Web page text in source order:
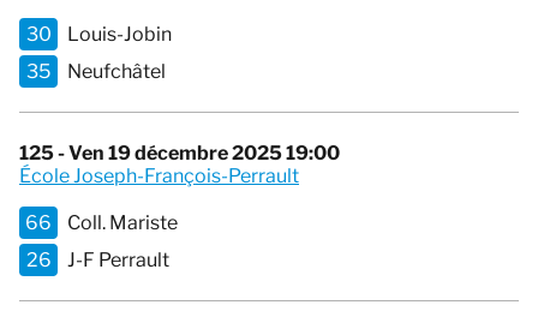
30
Louis-Jobin
35
Neufchâtel
125 - Ven 19 décembre 2025 19:00
École Joseph-François-Perrault
66
Coll. Mariste
26
J-F Perrault